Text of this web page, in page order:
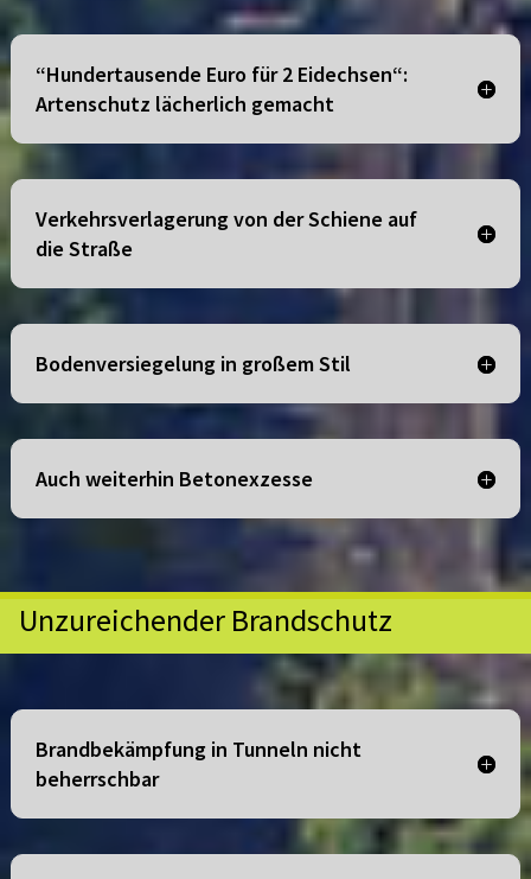
“Hundertausende Euro für 2 Eidechsen“:
Artenschutz lächerlich gemacht
Verkehrsverlagerung von der Schiene auf
die Straße
Bodenversiegelung in großem Stil
Auch weiterhin Betonexzesse
Unzureichender Brandschutz
Brandbekämpfung in Tunneln nicht
beherrschbar